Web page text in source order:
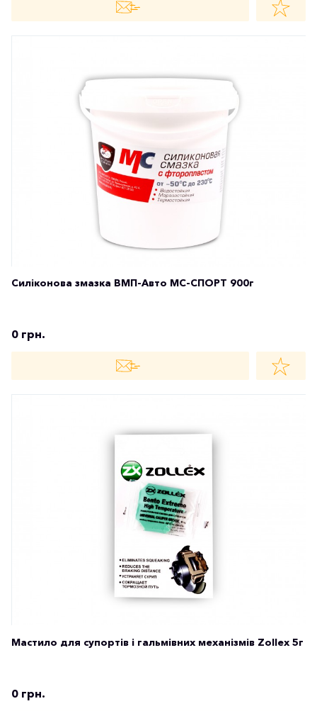
Силіконова змазка ВМП-Авто МС-СПОРТ 900г
0 грн.
Мастило для супортів і гальмівних механізмів Zollex 5г
0 грн.